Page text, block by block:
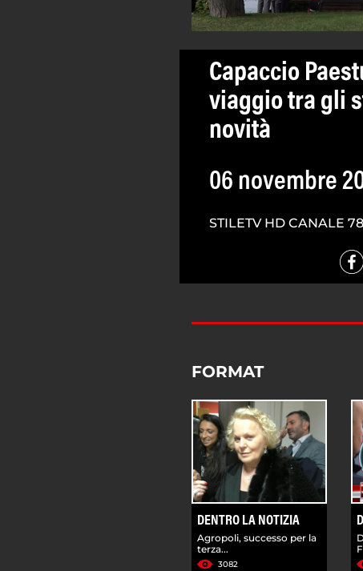
Capaccio
viaggio tra gli
novità
06 novembre
STILETV HD CANALE
FORMAT
DENTRO LA NOTIZIA
Agropoli, successo per la
terza...
3082